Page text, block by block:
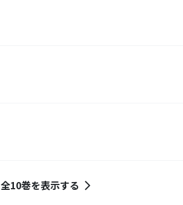
全10巻を表示する